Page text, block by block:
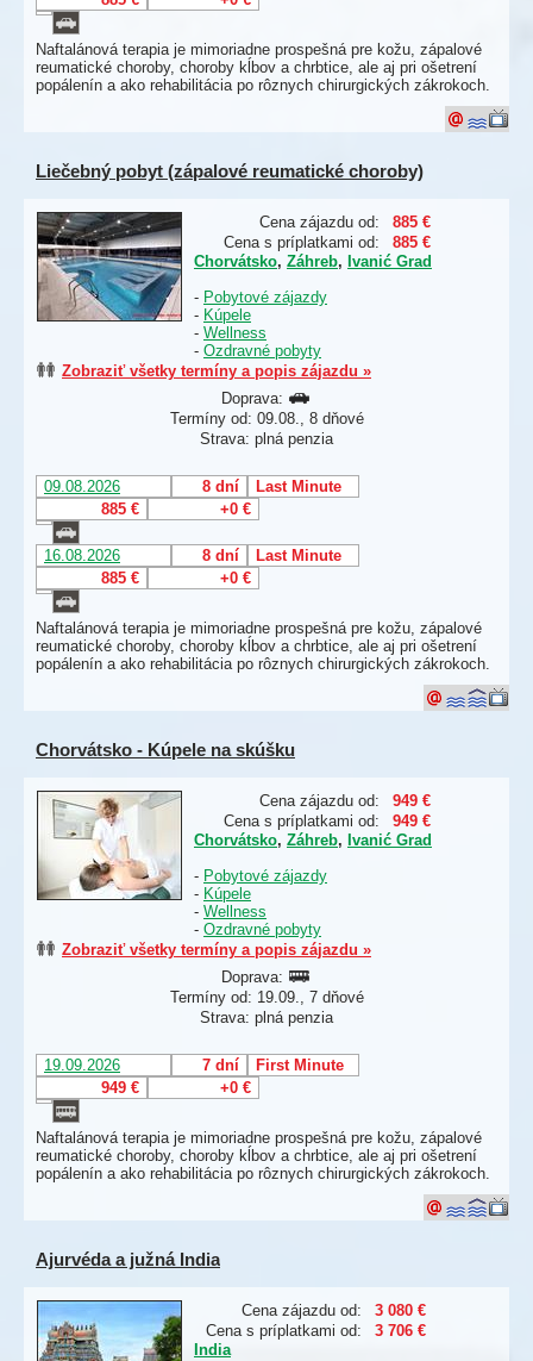
Naftalánová terapia je mimoriadne prospešná pre kožu, zápalové
reumatické choroby, choroby kĺbov a chrbtice, ale aj pri ošetrení
popálenín a ako rehabilitácia po rôznych chirurgických zákrokoch.
Liečebný pobyt (zápalové reumatické choroby)
Cena zájazdu od:
885 €
Cena s príplatkami od:
885 €
Chorvátsko, Záhreb, Ivanić Grad
- Pobytové zájazdy
- Kúpele
- Wellness
- Ozdravné pobyty
Zobraziť všetky termíny a popis zájazdu »
Doprava:
Termíny od: 09.08., 8 dňové
Strava: plná penzia
09.08.2026 8 dní
Last Minute
885 €
+0 €
16.08.2026 8 dní
Last Minute
885 €
+0 €
Naftalánová terapia je mimoriadne prospešná pre kožu, zápalové
reumatické choroby, choroby kĺbov a chrbtice, ale aj pri ošetrení
popálenín a ako rehabilitácia po rôznych chirurgických zákrokoch.
Chorvátsko - Kúpele na skúšku
Cena zájazdu od:
949 €
Cena s príplatkami od:
949 €
Chorvátsko, Záhreb, Ivanić Grad
- Pobytové zájazdy
- Kúpele
- Wellness
- Ozdravné pobyty
Zobraziť všetky termíny a popis zájazdu »
Doprava:
Termíny od: 19.09., 7 dňové
Strava: plná penzia
19.09.2026 7 dní
First Minute
949 €
+0 €
Naftalánová terapia je mimoriadne prospešná pre kožu, zápalové
reumatické choroby, choroby kĺbov a chrbtice, ale aj pri ošetrení
popálenín a ako rehabilitácia po rôznych chirurgických zákrokoch.
Ajurvéda a južná India
Cena zájazdu od:
3 080 €
Cena s príplatkami od:
3 706 €
India